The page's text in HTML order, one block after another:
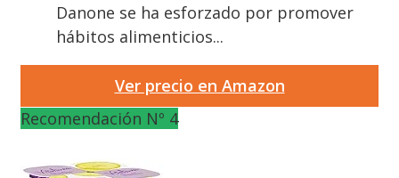
Danone se ha esforzado por promover
hábitos alimenticios...
Ver precio en Amazon
Recomendación Nº 4